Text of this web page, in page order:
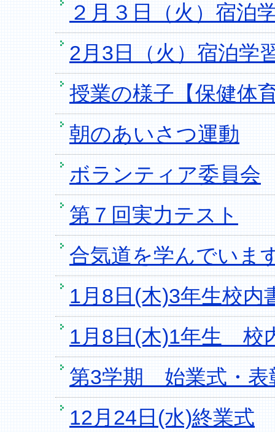
２月３日（火）宿泊
2月3日（火）宿泊学
授業の様子【保健体
朝のあいさつ運動
ボランティア委員会
第７回実力テスト
合気道を学んでいま
1月8日(木)3年生校内
1月8日(木)1年生 校
第3学期 始業式・表
12月24日(水)終業式